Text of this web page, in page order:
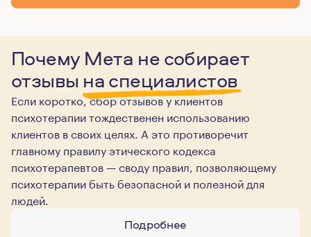
Почему Мета не собирает
отзывы на специалистов
Если коротко, сбор отзывов у клиентов
психотерапии тождественен использованию
клиентов в своих целях. А это противоречит
главному правилу этического кодекса
психотерапевтов — своду правил, позволяющему
психотерапии быть безопасной и полезной для
людей.
Подробнее